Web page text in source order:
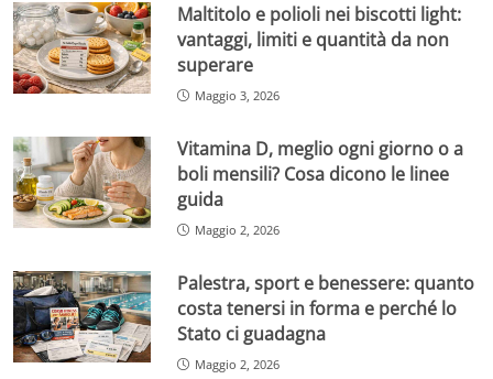
Maltitolo e polioli nei biscotti light:
vantaggi, limiti e quantità da non
superare
Maggio 3, 2026
Vitamina D, meglio ogni giorno o a
boli mensili? Cosa dicono le linee
guida
Maggio 2, 2026
Palestra, sport e benessere: quanto
costa tenersi in forma e perché lo
Stato ci guadagna
Maggio 2, 2026